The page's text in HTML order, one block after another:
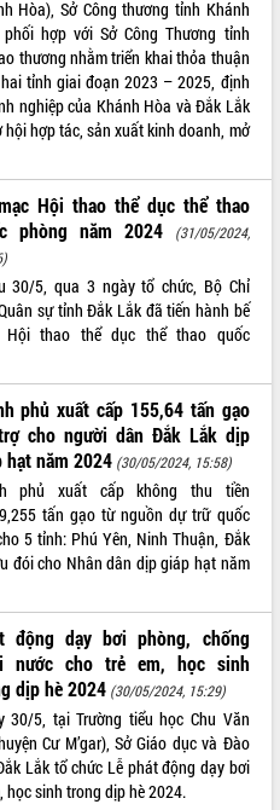
Hòa), Sở Công thương tỉnh Khánh
phối hợp với Sở Công Thương tỉnh
thương nhằm triển khai thỏa thuận
tỉnh giai đoạn 2023 – 2025, định
nghiệp của Khánh Hòa và Đắk Lắk
hợp tác, sản xuất kinh doanh, mở
Hội thao thể dục thể thao
phòng năm 2024
(31/05/2024,
30/5, qua 3 ngày tổ chức, Bộ Chỉ
sự tỉnh Đắk Lắk đã tiến hành bế
Hội thao thể dục thể thao quốc
phủ xuất cấp 155,64 tấn gạo
cho người dân Đắk Lắk dịp
hạt năm 2024 (30/05/2024, 15:58)
phủ xuất cấp không thu tiền
tấn gạo từ nguồn dự trữ quốc
5 tỉnh: Phú Yên, Ninh Thuận, Đắk
đói cho Nhân dân dịp giáp hạt năm
động dạy bơi phòng, chống
nước cho trẻ em, học sinh
dịp hè 2024 (30/05/2024, 15:29)
30/5, tại Trường tiểu học Chu Văn
Cư M’gar), Sở Giáo dục và Đào
Lắk tổ chức Lễ phát động dạy bơi
học sinh trong dịp hè 2024.